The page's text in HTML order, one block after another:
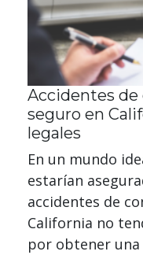
Accidentes
seguro en
legales
En un mundo
estarían
accidentes de
California no
por obtener